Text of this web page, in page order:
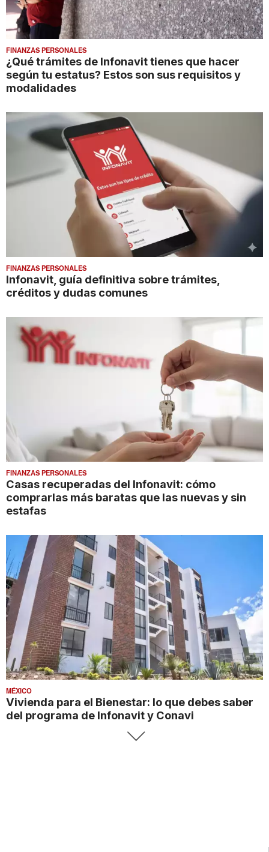
FINANZAS PERSONALES
¿Qué trámites de Infonavit tienes que hacer
según tu estatus? Estos son sus requisitos y
modalidades
FINANZAS PERSONALES
Infonavit, guía definitiva sobre trámites,
créditos y dudas comunes
FINANZAS PERSONALES
Casas recuperadas del Infonavit: cómo
comprarlas más baratas que las nuevas y sin
estafas
MÉXICO
Vivienda para el Bienestar: lo que debes saber
del programa de Infonavit y Conavi